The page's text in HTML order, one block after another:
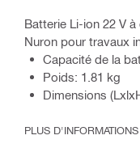
Batterie Li-ion 22 V
Nuron pour travaux
Capacité de la
Poids: 1.81 kg
Dimensions
PLUS D'INFORMATIONS